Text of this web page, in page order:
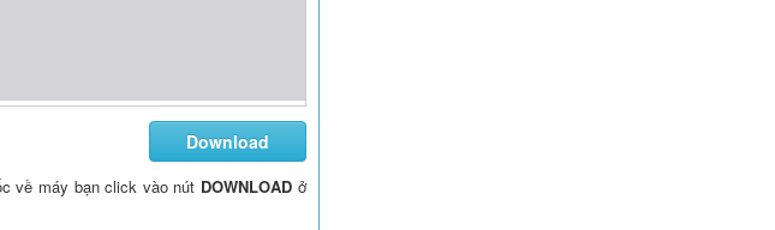
Download
về máy bạn click vào nút DOWNLOADở